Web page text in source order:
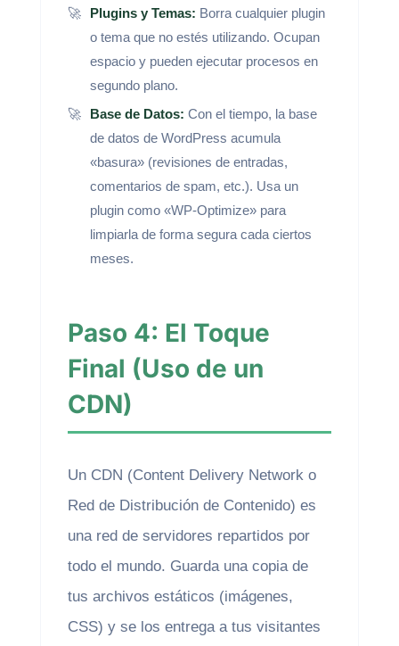
Plugins y Temas: Borra cualquier plugin
o tema que no estés utilizando. Ocupan
espacio y pueden ejecutar procesos en
segundo plano.
Base de Datos: Con el tiempo, la base
de datos de WordPress acumula
«basura» (revisiones de entradas,
comentarios de spam, etc.). Usa un
plugin como «WP-Optimize» para
limpiarla de forma segura cada ciertos
meses.
Paso 4: El Toque
Final (Uso de un
CDN)
Un CDN (Content Delivery Network o
Red de Distribución de Contenido) es
una red de servidores repartidos por
todo el mundo. Guarda una copia de
tus archivos estáticos (imágenes,
CSS) y se los entrega a tus visitantes